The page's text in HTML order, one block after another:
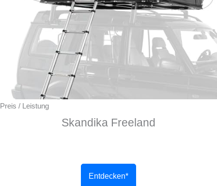
Preis / Leistung
Skandika Freeland
Entdecken*